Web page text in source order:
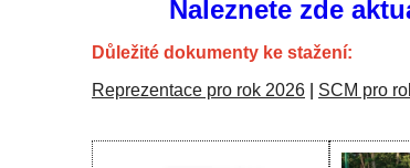
Naleznete zde
Důležité dokumenty ke stažení:
Reprezentace pro rok 2026
SCM pro